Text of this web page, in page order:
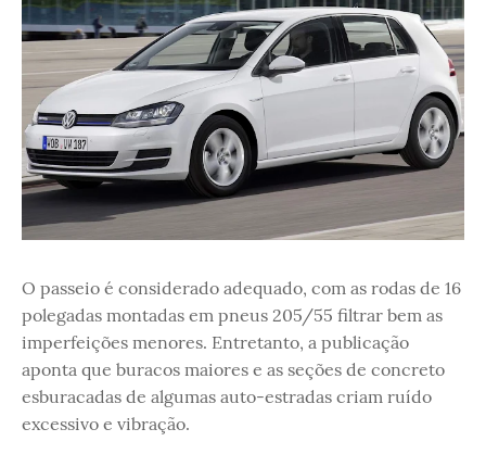
O passeio é considerado adequado, com as rodas de 16
polegadas montadas em pneus 205/55 filtrar bem as
imperfeições menores. Entretanto, a publicação
aponta que buracos maiores e as seções de concreto
esburacadas de algumas auto-estradas criam ruído
excessivo e vibração.